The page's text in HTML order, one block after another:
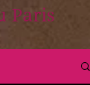
Paris